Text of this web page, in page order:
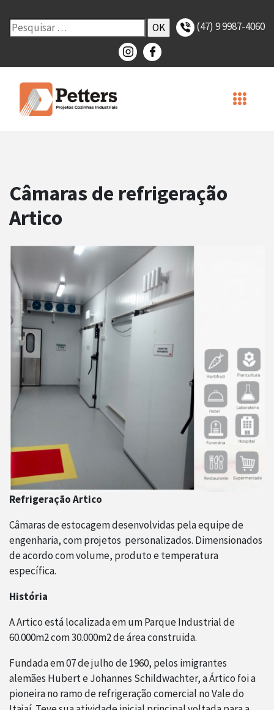
(47) 9 9987-4060
Câmaras de refrigeração
Artico
Refrigeração Artico
Câmaras de estocagem desenvolvidas pela equipe de
engenharia, com projetos personalizados. Dimensionados
de acordo com volume, produto e temperatura
específica.
História
A Artico está localizada em um Parque Industrial de
60.000m2 com 30.000m2 de área construida.
Fundada em 07 de julho de 1960, pelos imigrantes
alemães Hubert e Johannes Schildwachter, a Ártico foi a
pioneira no ramo de refrigeração comercial no Vale do